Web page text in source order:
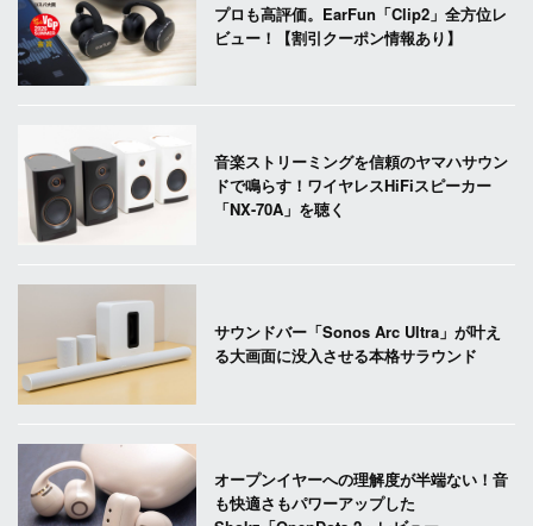
プロも高評価。EarFun「Clip2」全方位レ
ビュー！【割引クーポン情報あり】
音楽ストリーミングを信頼のヤマハサウン
ドで鳴らす！ワイヤレスHiFiスピーカー
「NX-70A」を聴く
サウンドバー「Sonos Arc Ultra」が叶え
る大画面に没入させる本格サラウンド
オープンイヤーへの理解度が半端ない！音
も快適さもパワーアップした